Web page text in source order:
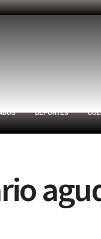
DEPORTES